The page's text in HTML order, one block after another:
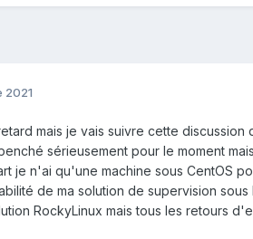
2021
mais je vais suivre cette
sérieusement pour le moment
je n'ai qu'une machine sous CentOS
de ma solution de supervision
RockyLinux mais tous les retours